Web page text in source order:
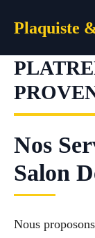
Plaquiste
Nos
Salon
Nous